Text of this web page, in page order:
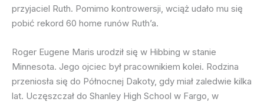
przyjaciel Ruth. Pomimo kontrowersji, wciąż udało mu się
pobić rekord 60 home runów Ruth’a.
Roger Eugene Maris urodził się w Hibbing w stanie
Minnesota. Jego ojciec był pracownikiem kolei. Rodzina
przeniosła się do Północnej Dakoty, gdy miał zaledwie kilka
lat. Uczęszczał do Shanley High School w Fargo, w